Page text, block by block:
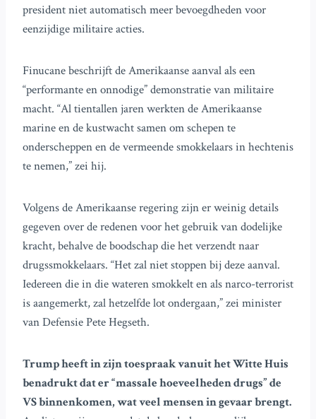
president niet automatisch meer bevoegdheden voor
eenzijdige militaire acties.
Finucane beschrijft de Amerikaanse aanval als een
“performante en onnodige” demonstratie van militaire
macht. “Al tientallen jaren werkten de Amerikaanse
marine en de kustwacht samen om schepen te
onderscheppen en de vermeende smokkelaars in hechtenis
te nemen,” zei hij.
Volgens de Amerikaanse regering zijn er weinig details
gegeven over de redenen voor het gebruik van dodelijke
kracht, behalve de boodschap die het verzendt naar
drugssmokkelaars. “Het zal niet stoppen bij deze aanval.
Iedereen die in die wateren smokkelt en als narco-terrorist
is aangemerkt, zal hetzelfde lot ondergaan,” zei minister
van Defensie Pete Hegseth.
Trump heeft in zijn toespraak vanuit het Witte Huis
benadrukt dat er “massale hoeveelheden drugs” de
VS binnenkomen, wat veel mensen in gevaar brengt.